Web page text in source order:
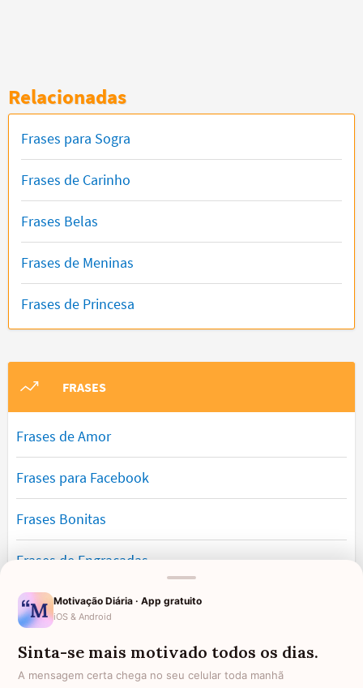
Relacionadas
Frases para Sogra
Frases de Carinho
Frases Belas
Frases de Meninas
Frases de Princesa
FRASES
Frases de Amor
Frases para Facebook
Frases Bonitas
Frases de Engraçadas
Frases Românticas
Frases de Reflexão
Motivação Diária · App gratuito
iOS & Android
Sinta-se mais motivado todos os dias.
A mensagem certa chega no seu celular toda manhã